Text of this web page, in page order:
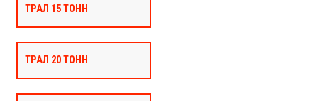
ТРАЛ 15 ТОНН
ТРАЛ 20 ТОНН